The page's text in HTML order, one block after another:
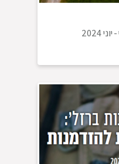
-יוני 2024